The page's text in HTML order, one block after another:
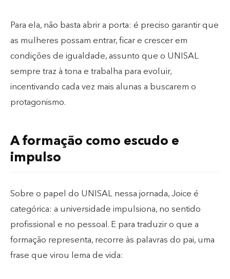
Para ela, não basta abrir a porta: é preciso garantir que
as mulheres possam entrar, ficar e crescer em
condições de igualdade, assunto que o UNISAL
sempre traz à tona e trabalha para evoluir,
incentivando cada vez mais alunas a buscarem o
protagonismo.
A formação como escudo e
impulso
Sobre o papel do UNISAL nessa jornada, Joice é
categórica: a universidade impulsiona, no sentido
profissional e no pessoal. E para traduzir o que a
formação representa, recorre às palavras do pai, uma
frase que virou lema de vida: